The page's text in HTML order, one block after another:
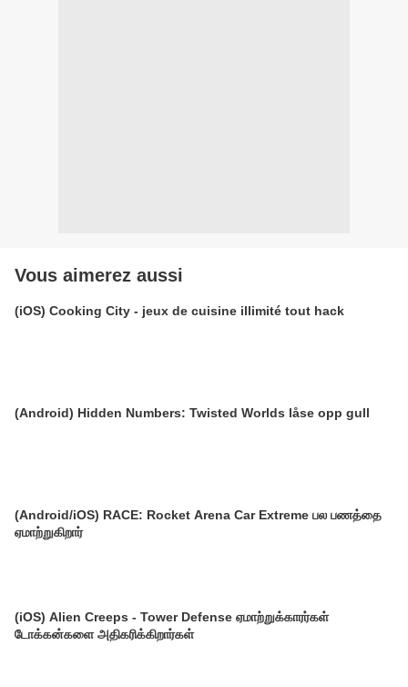
Vous aimerez aussi
(iOS) Cooking City - jeux de cuisine illimité tout hack
(Android) Hidden Numbers: Twisted Worlds låse opp gull
(Android/iOS) RACE: Rocket Arena Car Extreme பல பணத்தை
ஏமாற்றுகிறார்
(iOS) Alien Creeps - Tower Defense ஏமாற்றுக்காரர்கள்
டோக்கன்களை அதிகரிக்கிறார்கள்